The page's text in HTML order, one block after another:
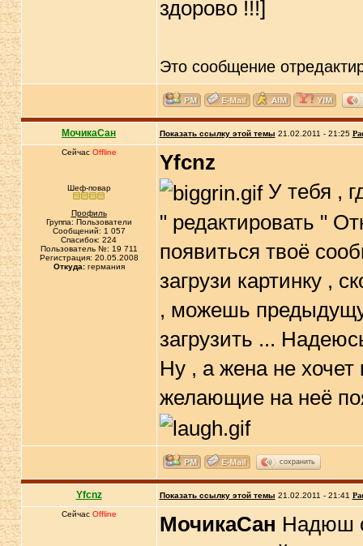
здорово !!!]
Это сообщение
МочикаСан Показать ссылку этой темы 21.02.2011 - 21:25
Сейчас Offline
Шеф-повар
Профиль
Группа: Пользователи
Сообщений: 1 057
Спасибок: 224
Пользователь №: 19 711
Регистрация: 20.05.2008
Откуда:германия
Yfcnz
У тебя ,
" редактировать "
появиться твоё
загрузи картинку ,
, можешь
загрузить ...
Ну , а жена не хочет
желающие на неё
сохранить
Yfcnz Показать ссылку этой темы 21.02.2011 - 21:41
Сейчас Offline МочикаСан Надюш